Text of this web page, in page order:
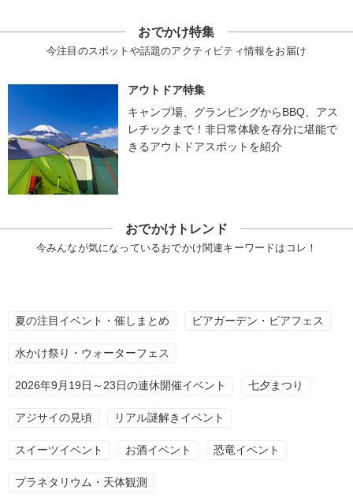
おでかけ特集
今注目のスポットや話題のアクティビティ情報をお届け
アウトドア特集
キャンプ場、グランピングからBBQ、アス
レチックまで！非日常体験を存分に堪能で
きるアウトドアスポットを紹介
おでかけトレンド
今みんなが気になっているおでかけ関連キーワードはコレ！
夏の注目イベント・催しまとめ ビアガーデン・ビアフェス
水かけ祭り・ウォーターフェス
2026年9月19日～23日の連休開催イベント 七夕まつり
アジサイの見頃 リアル謎解きイベント
スイーツイベント お酒イベント 恐竜イベント
プラネタリウム・天体観測